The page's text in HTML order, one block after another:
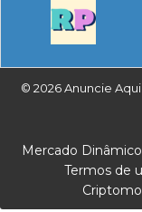
© 2026 Anuncie
Mercado Dinâmico
Termos de